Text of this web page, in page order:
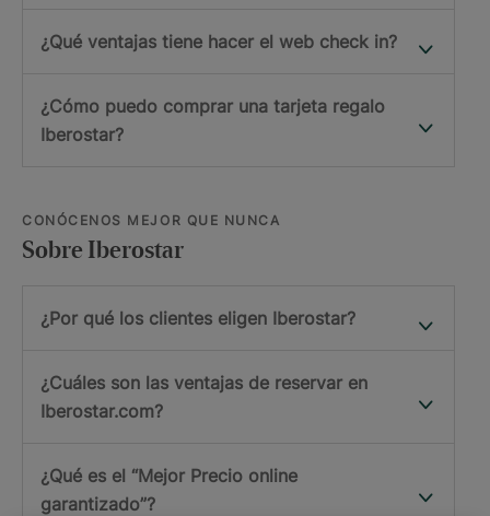
¿Qué ventajas tiene hacer el web check in?
¿Cómo puedo comprar una tarjeta regalo
Iberostar?
CONÓCENOS MEJOR QUE NUNCA
Sobre Iberostar
¿Por qué los clientes eligen Iberostar?
¿Cuáles son las ventajas de reservar en
Iberostar.com?
¿Qué es el “Mejor Precio online
garantizado”?